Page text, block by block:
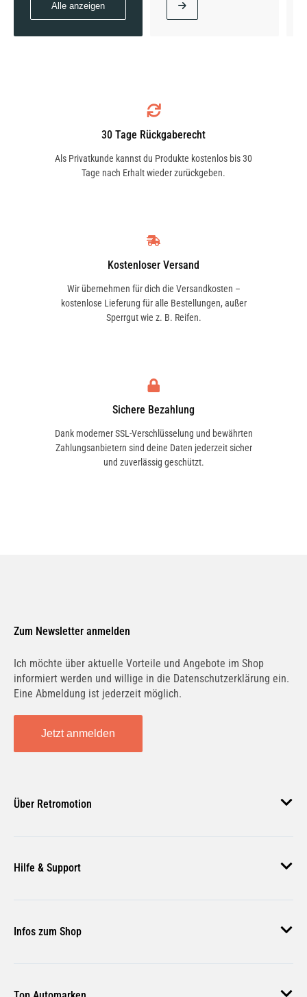
Alle anzeigen
30 Tage Rückgaberecht
Als Privatkunde kannst du Produkte kostenlos bis 30
Tage nach Erhalt wieder zurückgeben.
Kostenloser Versand
Wir übernehmen für dich die Versandkosten –
kostenlose Lieferung für alle Bestellungen, außer
Sperrgut wie z. B. Reifen.
Sichere Bezahlung
Dank moderner SSL-Verschlüsselung und bewährten
Zahlungsanbietern sind deine Daten jederzeit sicher
und zuverlässig geschützt.
Zum Newsletter anmelden
Ich möchte über aktuelle Vorteile und Angebote im Shop
informiert werden und willige in die Datenschutzerklärung ein.
Eine Abmeldung ist jederzeit möglich.
Jetzt anmelden
Über Retromotion
Unsere Jobs
Magazin
Hilfe & Support
Zahlungsmethoden
Versand & Lieferung
Rückgabe & Erstattung
Infos zum Shop